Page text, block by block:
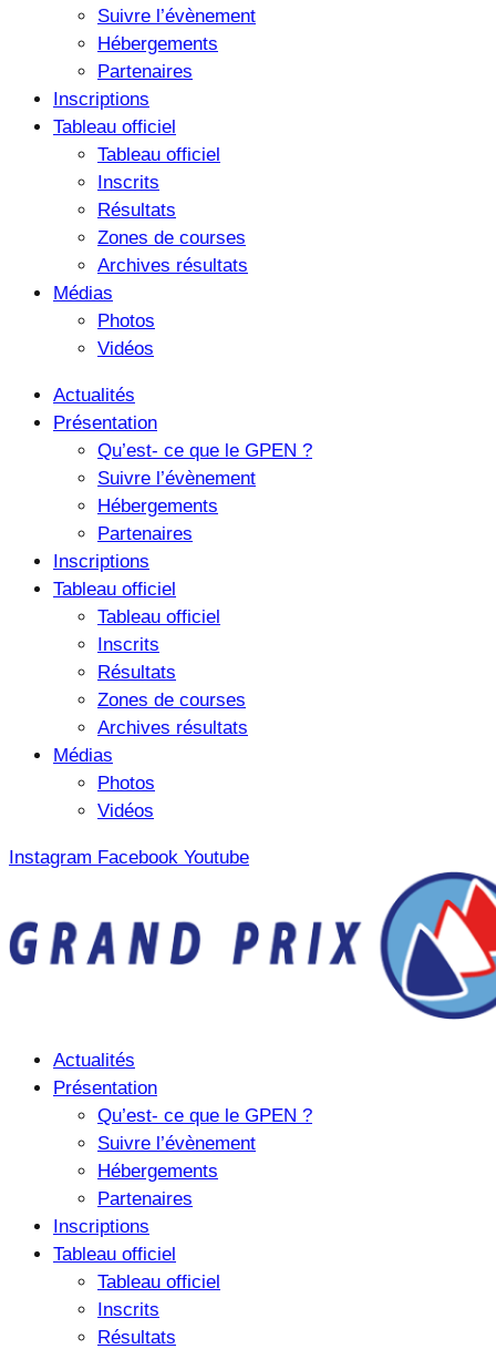
Suivre l’évènement
Hébergements
Partenaires
Inscriptions
Tableau officiel
Tableau officiel
Inscrits
Résultats
Zones de courses
Archives résultats
Médias
Photos
Vidéos
Actualités
Présentation
Qu’est- ce que le GPEN ?
Suivre l’évènement
Hébergements
Partenaires
Inscriptions
Tableau officiel
Tableau officiel
Inscrits
Résultats
Zones de courses
Archives résultats
Médias
Photos
Vidéos
Instagram Facebook Youtube
Actualités
Présentation
Qu’est- ce que le GPEN ?
Suivre l’évènement
Hébergements
Partenaires
Inscriptions
Tableau officiel
Tableau officiel
Inscrits
Résultats